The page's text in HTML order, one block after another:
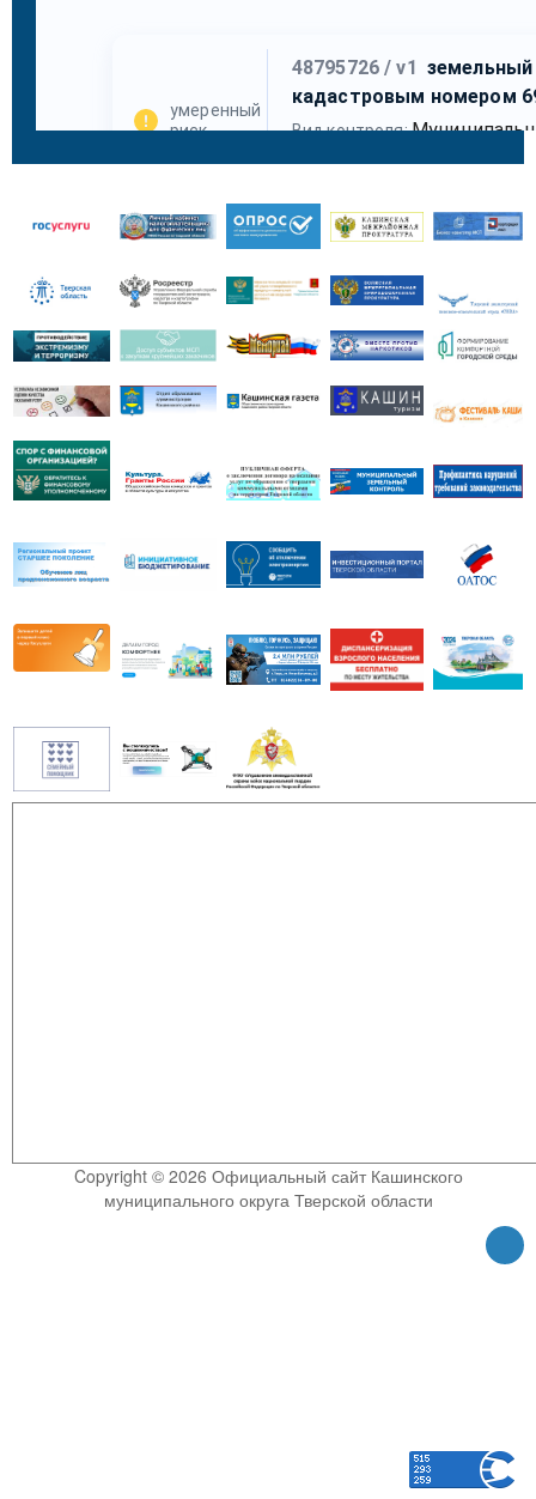
Copyright © 2026 Официальный сайт Кашинского
муниципального округа Тверской области